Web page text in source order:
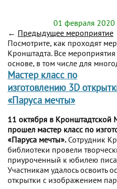
01 февраля 2020
← Предыдущее мероприятие
Посмотрите, как проходят
Кронштадта. Все
основе, в том числе для
Мастер класс по
изготовлению 3D
«Паруса мечты»
11 октября в Кронштадтской
прошел мастер класс по
«Паруса мечты».Сотрудник
библиотеки провели
приуроченный к юбилею
Участникам удалось освоить
открытки с изображением